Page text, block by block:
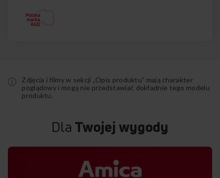
Zdjęcia i filmy w sekcji „Opis produktu” mają charakter
poglądowy i mogą nie przedstawiać dokładnie tego modelu
produktu.
Dla Twojej wygody